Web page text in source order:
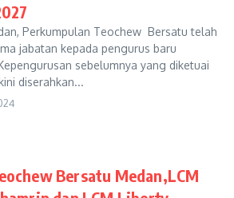
Perkumpulan Teochew Bersatu telah
jabatan kepada pengurus baru
sebelumnya yang diketuai
diserahkan...
Bersatu Medan,LCM